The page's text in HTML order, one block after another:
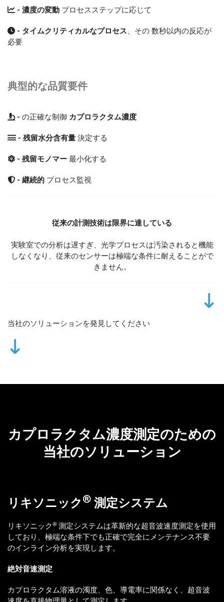
- 濃度の変動 プロセスステップに応じて
- タイムクリティカルなプロセス、その 数秒以内の反応が
必要
典型的な品質要件
- の正確な制御 カプロラクタム濃度
- 残留水分含有量 決定する
- 残留モノマー 最小化する
- 継続的 プロセス監視
従来の計測技術は限界に達している
実験室での分析は遅すぎ、光学プロセスは汚染されると機能
しなくなり、従来のセンサーは極端な条件に耐えることがで
きません。
当社のソリューションを発見してください
カプロラクタム濃度測定のための
当社のソリューション
リキソニック ® 測定システム
リキソニック® 測定システムは革新的な超音波速度測定を使用
しており、極端な条件下でも正確で完全にメンテナンス不要
のインライン分析を実現します。
絶対音速測定
カプロラクタム溶液の濁度、色、導電率に関係なく、超音波